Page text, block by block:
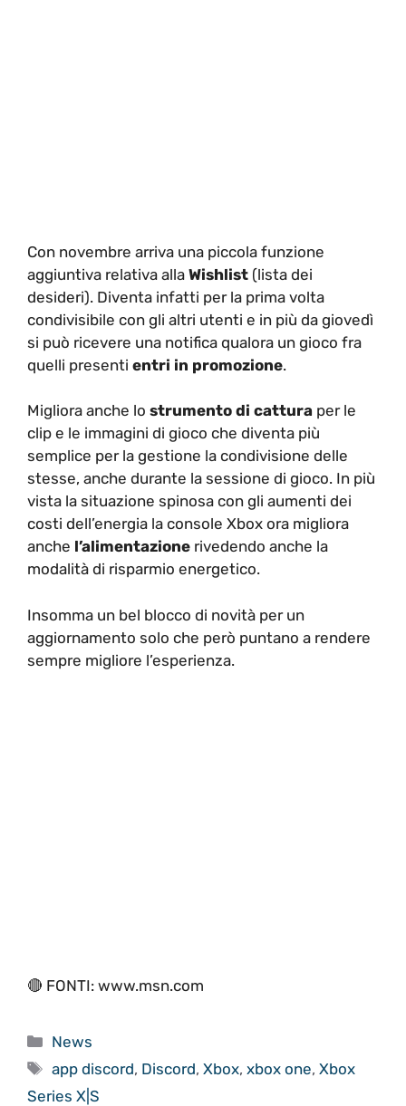
Con novembre arriva una piccola funzione
aggiuntiva relativa alla Wishlist (lista dei
desideri). Diventa infatti per la prima volta
condivisibile con gli altri utenti e in più da giovedì
si può ricevere una notifica qualora un gioco fra
quelli presenti entri in promozione.
Migliora anche lo strumento di cattura per le
clip e le immagini di gioco che diventa più
semplice per la gestione la condivisione delle
stesse, anche durante la sessione di gioco. In più
vista la situazione spinosa con gli aumenti dei
costi dell’energia la console Xbox ora migliora
anche l’alimentazione rivedendo anche la
modalità di risparmio energetico.
Insomma un bel blocco di novità per un
aggiornamento solo che però puntano a rendere
sempre migliore l’esperienza.
🔴 FONTI: www.msn.com
Categorie
News
Tag
app discord, Discord,Xbox,xbox one,Xbox
Series X|S